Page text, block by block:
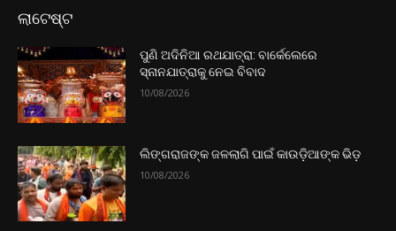
ଲାଟେଷ୍ଟ
ପୁଣି ଅଦିନିଆ ରଥଯାତ୍ରା: ବାର୍କେଲେରେ
ସ୍ନାନଯାତ୍ରାକୁ ନେଇ ବିବାଦ
10/08/2026
ଲିଙ୍ଗରାଜଙ୍କ ଜଳଲାଗି ପାଇଁ କାଉଡ଼ିଆଙ୍କ ଭିଡ଼
10/08/2026